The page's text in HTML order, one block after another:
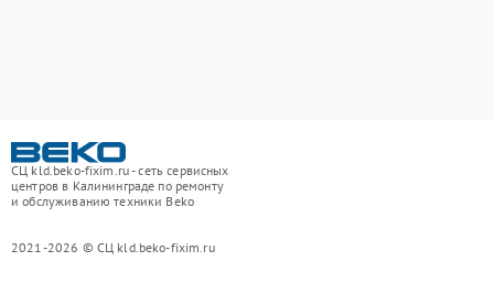
СЦ kld.beko-fixim.ru - сеть сервисных
центров в Калининграде по ремонту
и обслуживанию техники Beko
2021-2026 © СЦ kld.beko-fixim.ru